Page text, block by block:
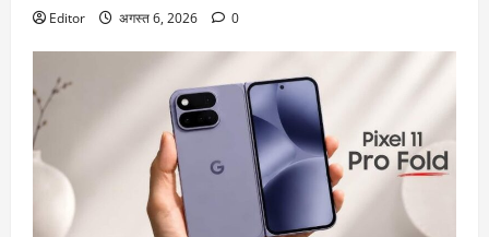
Editor अगस्त 6, 2026 0